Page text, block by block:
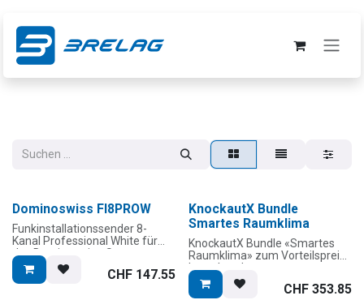
Dominoswiss FI8PROW
Funkinstallationssender 8-
Kanal Professional White für
das Dominoswiss-System
Lieferumfang:
CHF 147.55
KnockautX Bundle
Smartes Raumklima
KnockautX Bundle «Smartes
Raumklima» zum Vorteilspreis
bestehend aus:
1x CO2-Luftqualitätssensor
CHF 353.85